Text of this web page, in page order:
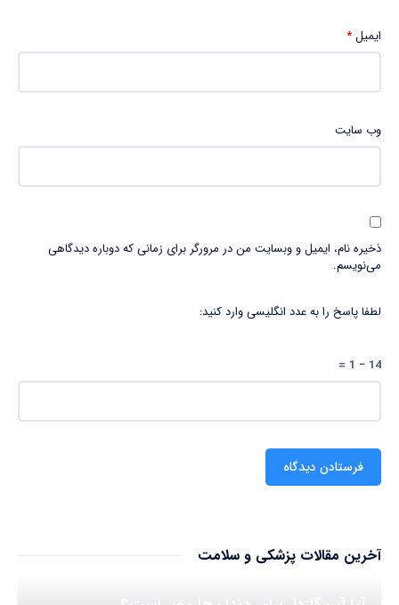
ایمیل*
وب‌ سایت
ذخیره نام، ایمیل و وبسایت من در مرورگر برای زمانی که دوباره دیدگاهی
می‌نویسم.
لطفا پاسخ را به عدد انگلیسی وارد کنید:
14 − 1 =
آخرین مقالات پزشکی و سلامت